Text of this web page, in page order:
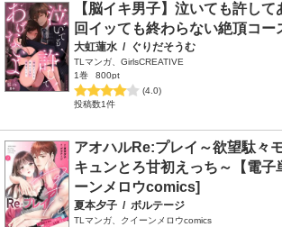
【脳イキ男子】泣いても許し
回イッても終わらない絶頂コー
大虹蓮水 / ぐりだそうむ
TLマンガ、GirlsCREATIVE
1巻
800pt
(4.0)
投稿数1件
アオハルRe:プレイ～欲望駄々
キュンとろ甘初えっち～【電子
ーンメロウcomics]
夏本夕子 / ボルテージ
TLマンガ、クイーンメロウcomics